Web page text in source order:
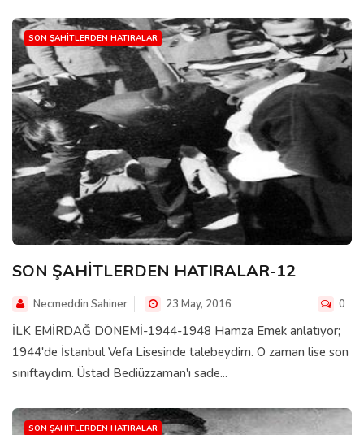
SON ŞAHITLERDEN HATIRALAR
SON ŞAHİTLERDEN HATIRALAR-12
Necmeddin Sahiner 23 May, 2016 0
İLK EMİRDAĞ DÖNEMİ-1944-1948 Hamza Emek anlatıyor;
1944'de İstanbul Vefa Lisesinde talebeydim. O zaman lise son
sınıftaydım. Üstad Bediüzzaman'ı sade...
SON ŞAHITLERDEN HATIRALAR